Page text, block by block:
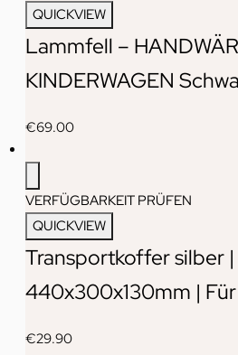
QUICKVIEW
Lammfell –
KINDERWAGEN
€69.00
VERFÜGBARKEIT PRÜFEN
QUICKVIEW
Transportkoffer silber
440x300x130mm |
€29.90